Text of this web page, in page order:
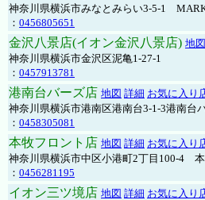
神奈川県横浜市みなとみらい3-5-1
： 0456805651
金沢八景店(イオン金沢八景店) 地図
神奈川県横浜市金沢区泥亀1-27-1
： 0457913781
港南台バーズ店 地図 詳細 お気に入り
神奈川県横浜市港南区港南台3-1-3港南台
： 0458305081
本牧フロント店 地図 詳細 お気に入り
神奈川県横浜市中区小港町2丁目100-4
： 0456281195
イオン三ツ境店 地図 詳細 お気に入り